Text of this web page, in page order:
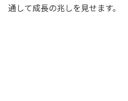
通して成長の兆しを見せます。